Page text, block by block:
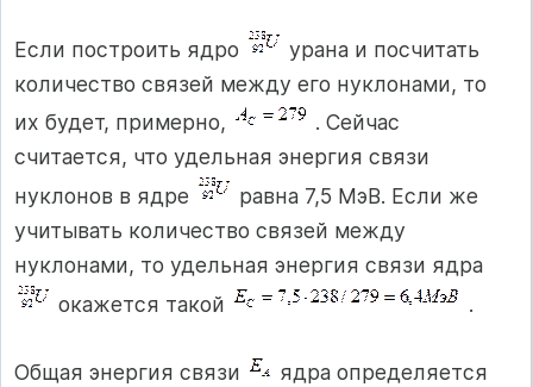
Если построить ядро
урана и посчитать
количество связей между его нуклонами, то
их будет, примерно,
. Сейчас
считается, что удельная энергия связи
нуклонов в ядре
равна 7,5 МэВ. Если же
учитывать количество связей между
нуклонами, то удельная энергия связи ядра
окажется такой
.
Общая энергия связи
ядра определяется